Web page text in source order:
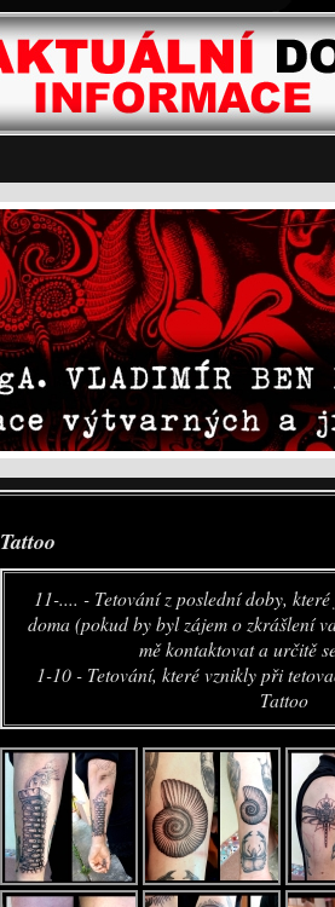
Tattoo
11-.... - Tetování z poslední doby,
doma (pokud by byl zájem o zkrášlení
mě kontaktovat a určitě
1-10 - Tetování, které vznikly při
Tattoo